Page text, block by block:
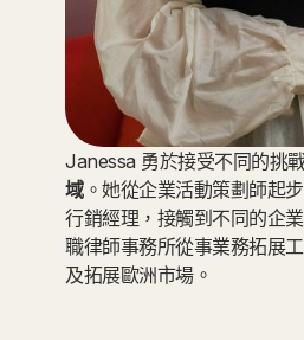
Janessa 勇於接受不同的挑
域。她從企業活動策劃師起
行銷經理，接觸到不同的企
職律師事務所從事業務拓展
及拓展歐洲市場。